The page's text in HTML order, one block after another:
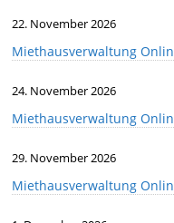
22. November 2026
Miethausverwaltung
24. November 2026
Miethausverwaltung
29. November 2026
Miethausverwaltung